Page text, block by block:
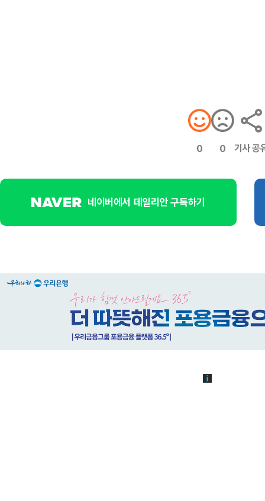
0 0 기사 공
네이버에서 데일리안 구독하기